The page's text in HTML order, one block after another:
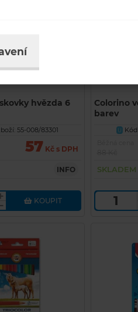
hvězda 6
55-008/83301
57 Kč s DPH
INFO
KOUPIT
Colorino
barev
U Kód
SKLADEM